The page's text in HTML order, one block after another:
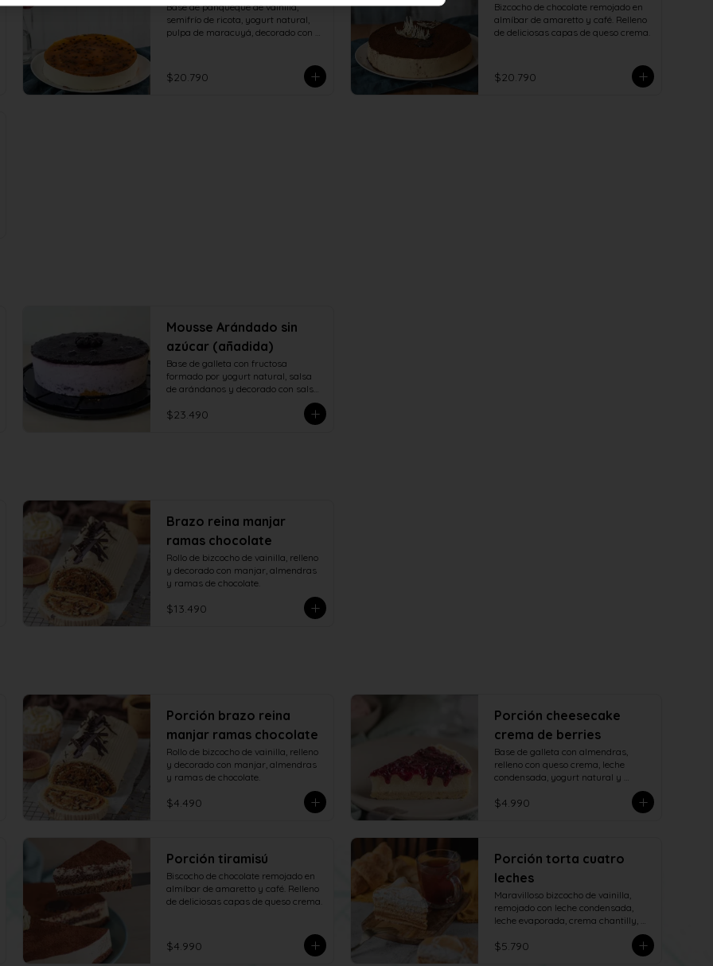
Base de panqueque de vainilla,
semifrío de ricota, yogurt natural,
pulpa de maracuyá, decorado con
$20.790
Bizcocho de chocolate remojado en
almíbar de amaretto y café. Relleno
de deliciosas capas de queso crema.
$20.790
Mousse Arándado sin
azúcar (añadida)
Base de galleta con fructosa
formado por yogurt natural, salsa
de arándanos y decorado con salsa
$23.490
Brazo reina manjar
ramas chocolate
Rollo de bizcocho de vainilla, relleno
y decorado con manjar, almendras
y ramas de chocolate.
$13.490
Porción brazo reina
manjar ramas chocolate
Rollo de bizcocho de vainilla, relleno
y decorado con manjar, almendras
y ramas de chocolate.
$4.490
Porción cheesecake
crema de berries
Base de galleta con almendras,
relleno con queso crema, leche
condensada, yogurt natural y
berries naturales.
$4.990
Porción tiramisú
Biscocho de chocolate remojado en
almíbar de amaretto y café. Relleno
de deliciosas capas de queso crema.
$4.990
Porción torta cuatro
leches
Maravilloso bizcocho de vainilla,
remojado con leche condensada,
leche evaporada, crema chantilly,
verdadero merengue italiano.
$5.790